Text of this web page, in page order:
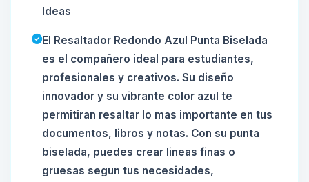
Ideas
El Resaltador Redondo Azul Punta Biselada
es el compañero ideal para estudiantes,
profesionales y creativos. Su diseño
innovador y su vibrante color azul te
permitiran resaltar lo mas importante en tus
documentos, libros y notas. Con su punta
biselada, puedes crear lineas finas o
gruesas segun tus necesidades,